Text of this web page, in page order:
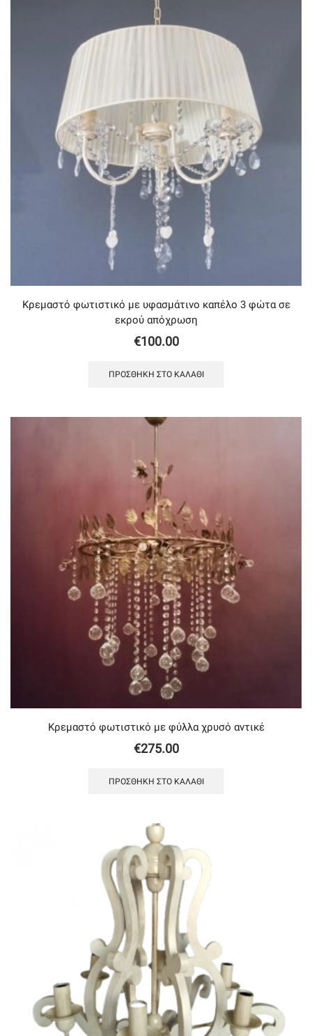
Κρεμαστό φωτιστικό με υφασμάτινο καπέλο 3 φώτα σε
εκρού απόχρωση
€100.00
ΠΡΟΣΘΉΚΗ ΣΤΟ ΚΑΛΆΘΙ
Κρεμαστό φωτιστικό με φύλλα χρυσό αντικέ
€275.00
ΠΡΟΣΘΉΚΗ ΣΤΟ ΚΑΛΆΘΙ